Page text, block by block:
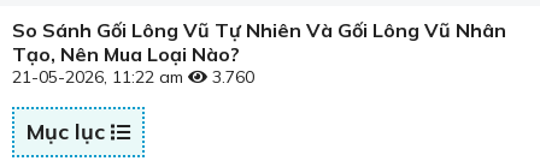
So Sánh Gối Lông Vũ Tự Nhiên Và Gối Lông Vũ Nhân
Tạo, Nên Mua Loại Nào?
21-05-2026, 11:22 am 3.760
Mục lục